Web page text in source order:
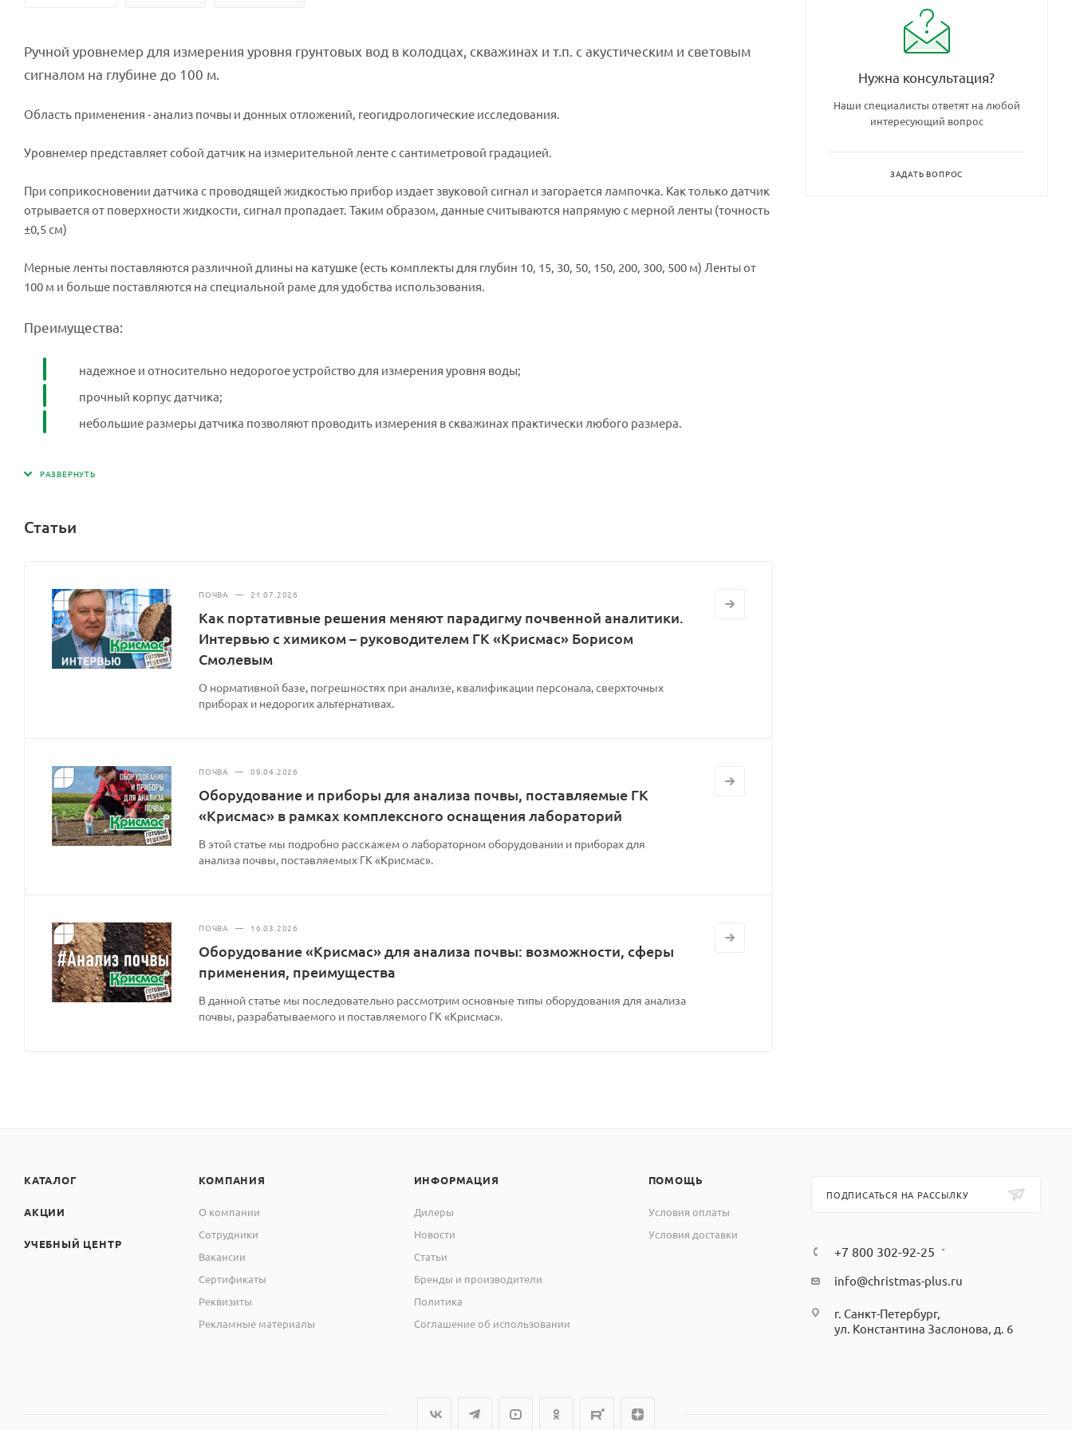
Ручной уровнемер для измерения уровня грунтовых вод в колодцах, скважинах и т.п. с акустическим и световым
сигналом на глубине до 100 м.
Область применения - анализ почвы и донных отложений, геогидрологические исследования.
Уровнемер представляет собой датчик на измерительной ленте с сантиметровой градацией.
При соприкосновении датчика с проводящей жидкостью прибор издает звуковой сигнал и загорается лампочка. Как только датчик
отрывается от поверхности жидкости, сигнал пропадает. Таким образом, данные считываются напрямую с мерной ленты (точность
±0,5 см)
Мерные ленты поставляются различной длины на катушке (есть комплекты для глубин 10, 15, 30, 50, 150, 200, 300, 500 м) Ленты от
100 м и больше поставляются на специальной раме для удобства использования.
Преимущества:
надежное и относительно недорогое устройство для измерения уровня воды;
прочный корпус датчика;
небольшие размеры датчика позволяют проводить измерения в скважинах практически любого размера.
Статьи
ПОЧВА — 21.07.2026
Как портативные решения меняют парадигму почвенной аналитики.
Интервью с химиком – руководителем ГК «Крисмас» Борисом
Смолевым
О нормативной базе, погрешностях при анализе, квалификации персонала, сверхточных
приборах и недорогих альтернативах.
ПОЧВА — 09.04.2026
Оборудование и приборы для анализа почвы, поставляемые ГК
«Крисмас» в рамках комплексного оснащения лабораторий
В этой статье мы подробно расскажем о лабораторном оборудовании и приборах для
анализа почвы, поставляемых ГК «Крисмас».
ПОЧВА — 16.03.2026
Оборудование «Крисмас» для анализа почвы: возможности, сферы
применения, преимущества
В данной статье мы последовательно рассмотрим основные типы оборудования для анализа
почвы, разрабатываемого и поставляемого ГК «Крисмас».
Нужна консультация?
Наши специалисты ответят на любой
интересующий вопрос
ЗАДАТЬ ВОПРОС
КАТАЛОГ
АКЦИИ
УЧЕБНЫЙ ЦЕНТР
КОМПАНИЯ
О компании
Сотрудники
Вакансии
Сертификаты
Реквизиты
Рекламные материалы
ИНФОРМАЦИЯ
Дилеры
Новости
Статьи
Бренды и производители
Политика
Соглашение об использовании
ПОМОЩЬ
Условия оплаты
Условия доставки
ПОДПИСАТЬСЯ НА РАССЫЛКУ
+7 800 302-92-25
info@christmas-plus.ru
г. Санкт-Петербург,
ул. Константина Заслонова, д. 6